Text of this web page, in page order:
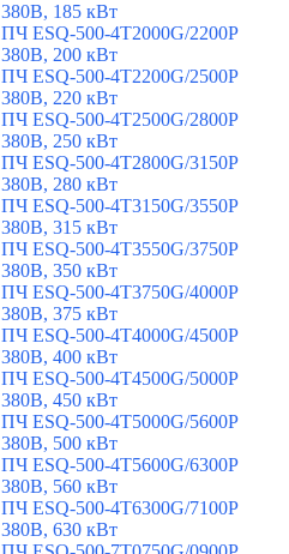
380В, 185 кВт
ПЧ ESQ-500-4T2000G/2200P
380В, 200 кВт
ПЧ ESQ-500-4T2200G/2500P
380В, 220 кВт
ПЧ ESQ-500-4T2500G/2800P
380В, 250 кВт
ПЧ ESQ-500-4T2800G/3150P
380В, 280 кВт
ПЧ ESQ-500-4T3150G/3550P
380В, 315 кВт
ПЧ ESQ-500-4T3550G/3750P
380В, 350 кВт
ПЧ ESQ-500-4T3750G/4000P
380В, 375 кВт
ПЧ ESQ-500-4T4000G/4500P
380В, 400 кВт
ПЧ ESQ-500-4T4500G/5000P
380В, 450 кВт
ПЧ ESQ-500-4T5000G/5600P
380В, 500 кВт
ПЧ ESQ-500-4T5600G/6300P
380В, 560 кВт
ПЧ ESQ-500-4T6300G/7100P
380В, 630 кВт